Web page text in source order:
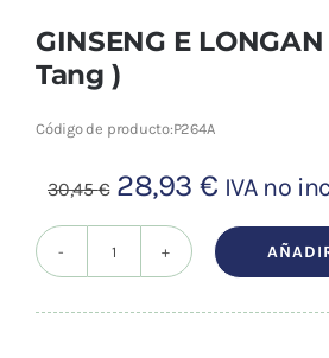
Magnetoterapia
Terapias
Material
Material de
GINSENG E
Tang )
Código de producto:P264A
30,45€ El
precio
original
28,93 €El
precio
actual
IVA no
GINSENG